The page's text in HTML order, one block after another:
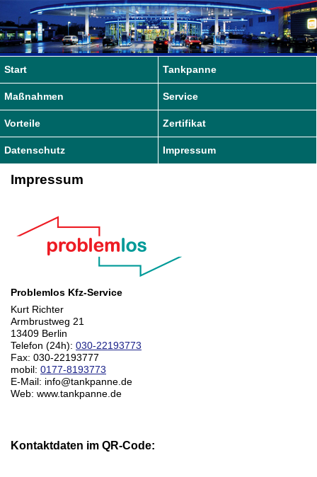
Start Tankpanne
Maßnahmen Service
Vorteile Zertifikat
Datenschutz Impressum
Impressum
Problemlos Kfz-Service
Kurt Richter
Armbrustweg 21
13409 Berlin
Telefon (24h): 030-22193773
Fax: 030-22193777
mobil: 0177-8193773
E-Mail: info@tankpanne.de
Web: www.tankpanne.de
Kontaktdaten im QR-Code: